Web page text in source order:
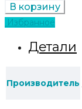
В корзину
Избранное
Детали
Производитель